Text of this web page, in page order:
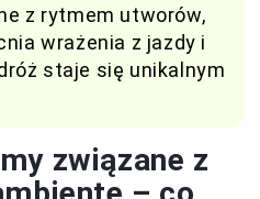
z rytmem utworów,
wrażenia z jazdy i
staje się unikalnym
związane z